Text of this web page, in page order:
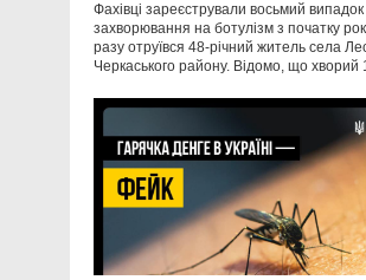
Фахівці зареєстрували восьмий випадок
захворювання на ботулізм з початку
разу отруївся 48-річний житель села
Черкаського району. Відомо, що хворий